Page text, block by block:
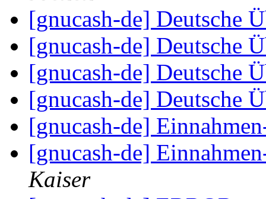
[gnucash-de] Deutsche
[gnucash-de] Deutsche
[gnucash-de] Deutsche
[gnucash-de] Deutsche
[gnucash-de]
[gnucash-de]
Kaiser